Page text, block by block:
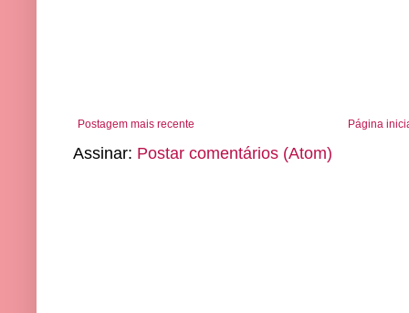
Postagem mais recente Página
Assinar: Postar comentários (Atom)